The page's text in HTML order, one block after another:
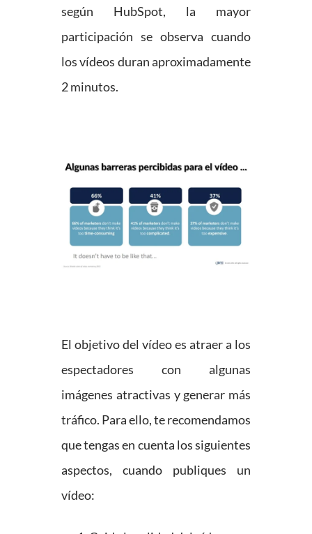
según HubSpot, la mayor
participación se observa cuando
los vídeos duran aproximadamente
2 minutos.
El objetivo del vídeo es atraer a los
espectadores con algunas
imágenes atractivas y generar más
tráfico. Para ello, te recomendamos
que tengas en cuenta los siguientes
aspectos, cuando publiques un
vídeo: